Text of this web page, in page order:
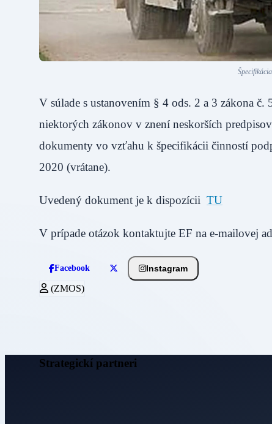
V súlade s ustanovením § 4 ods. 2 a 3 zákona
niektorých zákonov v znení neskorších
dokumenty vo vzťahu k špecifikácii činností
2020 (vrátane).
Uvedený dokument je k dispozícii TU
V prípade otázok kontaktujte EF na e-mailovej
Facebook Instagram
(ZMOS)
Strategickí partneri